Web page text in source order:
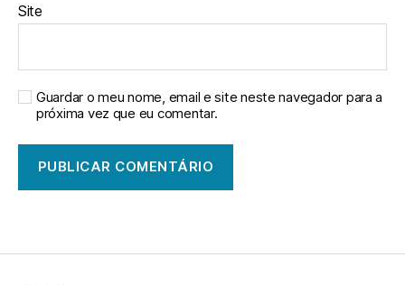
Site
Guardar o meu nome, email e site neste navegador para a
próxima vez que eu comentar.